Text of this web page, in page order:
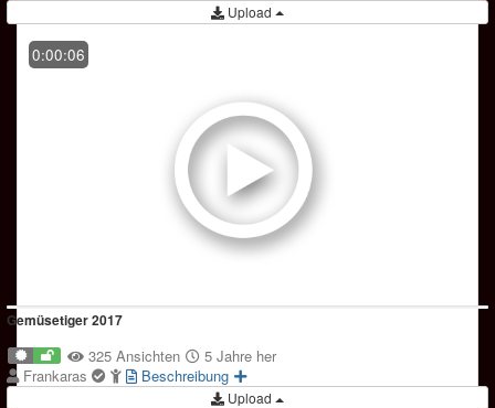
Upload
0:00:06
Gemüsetiger 2017
325 Ansichten
5 Jahre her
Frankaras
Beschreibung
Upload